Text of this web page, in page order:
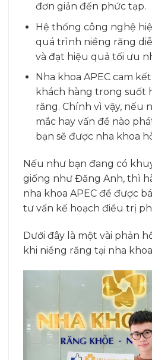
đơn giản đến phức tạp.
Hệ thống công nghệ
quá trình niềng răng
và đạt hiệu quả tối ưu
Nha khoa APEC cam
khách hàng trong suốt
răng. Chính vì vậy, nếu
mắc hay vấn đề nào
bạn sẽ được nha khoa
Nếu như bạn đang có
giống như Đăng Anh, thì
nha khoa APEC để được
tư vấn kế hoạch điều trị
Dưới đây là một vài phản
khi niềng răng tại nha khoa